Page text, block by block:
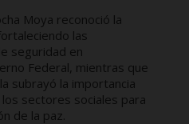
Moya reconoció la
las
seguridad en
Federal, mientras que
subrayó la importancia
sectores sociales para
de la paz.